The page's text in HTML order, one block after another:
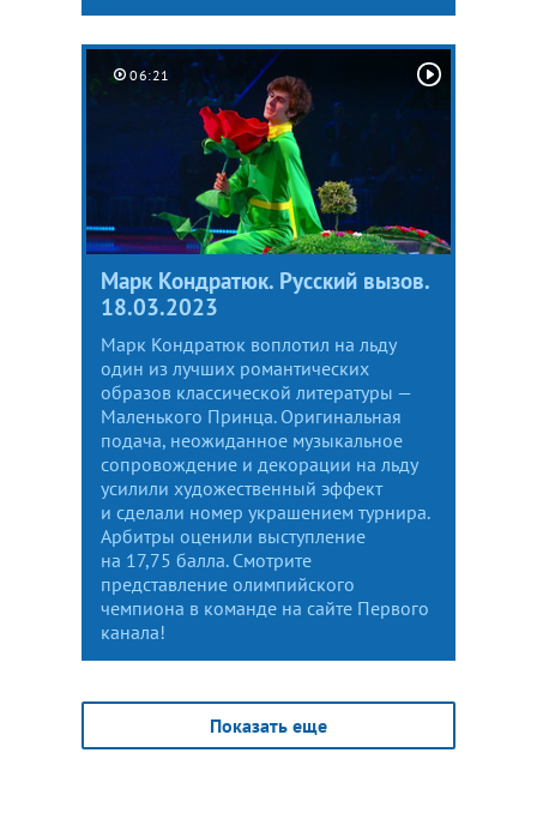
06:21
Марк Кондратюк. Русский вызов.
18.03.2023
Марк Кондратюк воплотил на льду
один из лучших романтических
образов классической литературы —
Маленького Принца. Оригинальная
подача, неожиданное музыкальное
сопровождение и декорации на льду
усилили художественный эффект
и сделали номер украшением турнира.
Арбитры оценили выступление
на 17,75 балла. Смотрите
представление олимпийского
чемпиона в команде на сайте Первого
канала!
Показать еще